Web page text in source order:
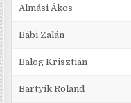
Almási Ákos
Bábi Zalán
Balog Krisztián
Bartyik Roland